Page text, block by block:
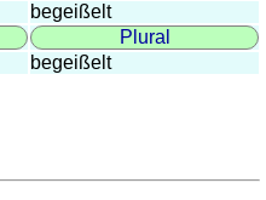
begeißelt
Plural
begeißelt